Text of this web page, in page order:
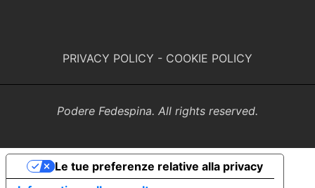
PRIVACY POLICY - COOKIE POLICY
Podere Fedespina. All rights reserved.
Le tue preferenze relative alla privacy